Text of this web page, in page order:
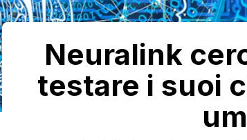
Neuralink
testare i suoi